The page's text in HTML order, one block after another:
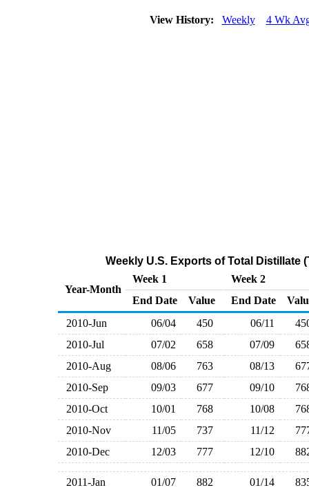
View History: Weekly 4 Wk
Weekly U.S. Exports of Total Distillate
Year-Month
Week 1
Week 2
End Date
Value End Date
2010-Jun
06/04 450 06/11
2010-Jul
07/02 658 07/09
2010-Aug
08/06 763 08/13
2010-Sep
09/03 677 09/10
2010-Oct
10/01 768 10/08
2010-Nov
11/05 737 11/12
2010-Dec
12/03 777 12/10
2011-Jan 01/07 882 01/14